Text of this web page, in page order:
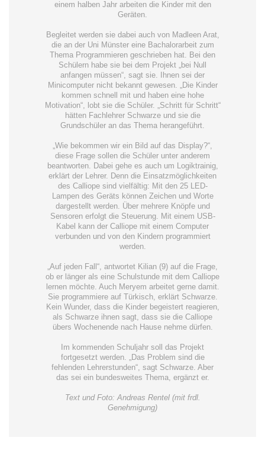
einem halben Jahr arbeiten die Kinder mit den
Geräten.
Begleitet werden sie dabei auch von Madleen Arat,
die an der Uni Münster eine Bachalorarbeit zum
Thema Programmieren geschrieben hat. Bei den
Schülern habe sie bei dem Projekt „bei Null
anfangen müssen“, sagt sie. Ihnen sei der
Minicomputer nicht bekannt gewesen. „Die Kinder
kommen schnell mit und haben eine hohe
Motivation“, lobt sie die Schüler. „Schritt für Schritt“
hätten Fachlehrer Schwarze und sie die
Grundschüler an das Thema herangeführt.
„Wie bekommen wir ein Bild auf das Display?“,
diese Frage sollen die Schüler unter anderem
beantworten. Dabei gehe es auch um Logiktrainig,
erklärt der Lehrer. Denn die Einsatzmöglichkeiten
des Calliope sind vielfältig: Mit den 25 LED-
Lampen des Geräts können Zeichen und Worte
dargestellt werden. Über mehrere Knöpfe und
Sensoren erfolgt die Steuerung. Mit einem USB-
Kabel kann der Calliope mit einem Computer
verbunden und von den Kindern programmiert
werden.
„Auf jeden Fall“, antwortet Kilian (9) auf die Frage,
ob er länger als eine Schulstunde mit dem Calliope
lernen möchte. Auch Meryem arbeitet gerne damit.
Sie programmiere auf Türkisch, erklärt Schwarze.
Kein Wunder, dass die Kinder begeistert reagieren,
als Schwarze ihnen sagt, dass sie die Calliope
übers Wochenende nach Hause nehme dürfen.
Im kommenden Schuljahr soll das Projekt
fortgesetzt werden. „Das Problem sind die
fehlenden Lehrerstunden“, sagt Schwarze. Aber
das sei ein bundesweites Thema, ergänzt er.
Text und Foto: Andreas Rentel (mit frdl.
Genehmigung)